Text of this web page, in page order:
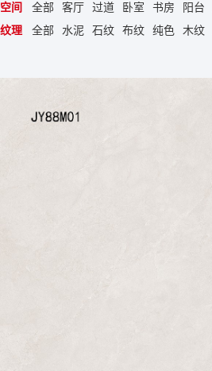
空间
全部 客厅 过道 卧室 书房 阳台
纹理
全部 水泥 石纹 布纹 纯色 木纹